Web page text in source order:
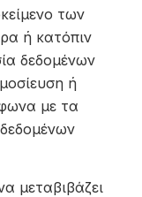
των
ή κατόπιν
δεδομένων
ή
με τα
μεταβιβάζει